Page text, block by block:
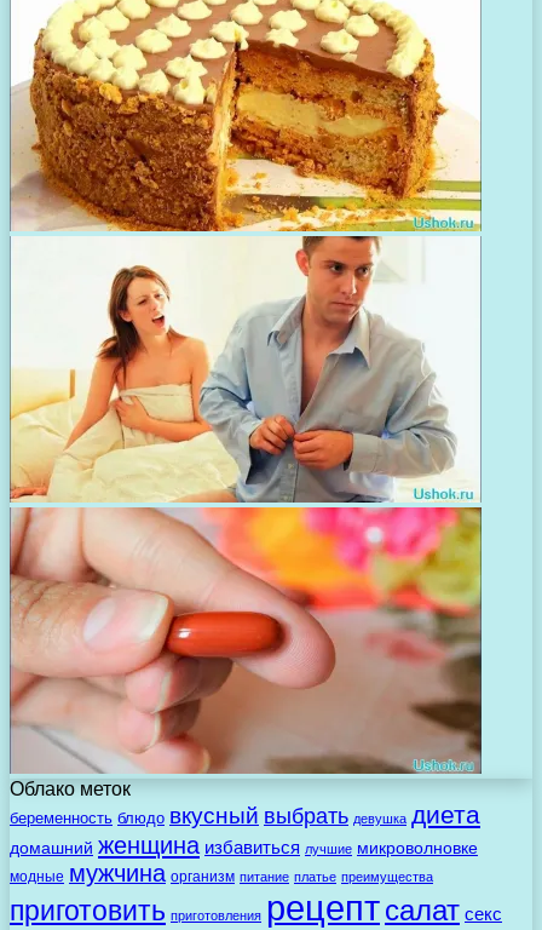
Облако меток
беременность блюдо вкусный выбрать девушка диета
домашний женщина избавиться лучшие микроволновке
модные мужчина организм питание платье преимущества
приготовить приготовления рецептсалат секс